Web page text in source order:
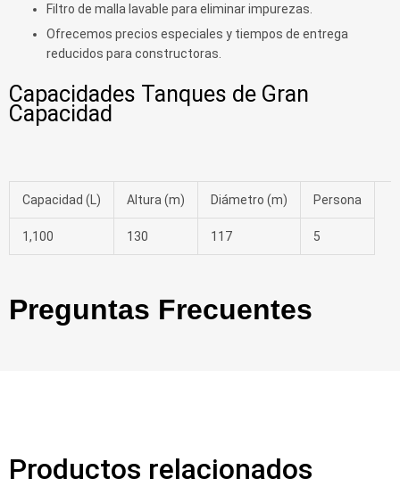
Filtro de malla lavable para eliminar impurezas.
Ofrecemos precios especiales y tiempos de entrega
reducidos para constructoras.
Capacidades Tanques de Gran
Capacidad
Capacidad (L) Altura (m) Diámetro (m) Persona
1,100 130 117 5
Preguntas Frecuentes
Productos relacionados